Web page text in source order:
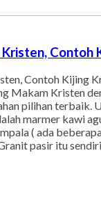
Contoh
Contoh Kijing
Makam Kristen
pilihan terbaik.
marmer kawi
( ada
pasir itu